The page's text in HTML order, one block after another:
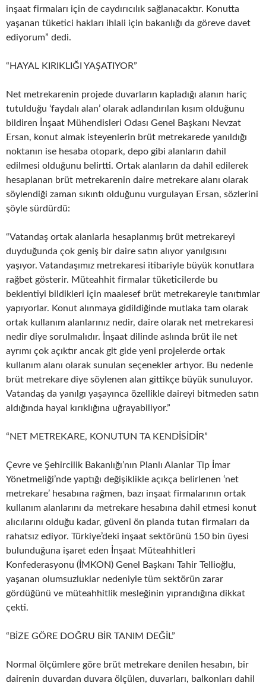
inşaat firmaları için de caydırıcılık sağlanacaktır. Konutta
yaşanan tüketici hakları ihlali için bakanlığı da göreve davet
ediyorum” dedi.
“HAYAL KIRIKLIĞI YAŞATIYOR”
Net metrekarenin projede duvarların kapladığı alanın hariç
tutulduğu ‘faydalı alan’ olarak adlandırılan kısım olduğunu
bildiren İnşaat Mühendisleri Odası Genel Başkanı Nevzat
Ersan, konut almak isteyenlerin brüt metrekarede yanıldığı
noktanın ise hesaba otopark, depo gibi alanların dahil
edilmesi olduğunu belirtti. Ortak alanların da dahil edilerek
hesaplanan brüt metrekarenin daire metrekare alanı olarak
söylendiği zaman sıkıntı olduğunu vurgulayan Ersan, sözlerini
şöyle sürdürdü:
“Vatandaş ortak alanlarla hesaplanmış brüt metrekareyi
duyduğunda çok geniş bir daire satın alıyor yanılgısını
yaşıyor. Vatandaşımız metrekaresi itibariyle büyük konutlara
rağbet gösterir. Müteahhit firmalar tüketicilerde bu
beklentiyi bildikleri için maalesef brüt metrekareyle tanıtımlar
yapıyorlar. Konut alınmaya gidildiğinde mutlaka tam olarak
ortak kullanım alanlarınız nedir, daire olarak net metrekaresi
nedir diye sorulmalıdır. İnşaat dilinde aslında brüt ile net
ayrımı çok açıktır ancak git gide yeni projelerde ortak
kullanım alanı olarak sunulan seçenekler artıyor. Bu nedenle
brüt metrekare diye söylenen alan gittikçe büyük sunuluyor.
Vatandaş da yanılgı yaşayınca özellikle daireyi bitmeden satın
aldığında hayal kırıklığına uğrayabiliyor.”
“NET METREKARE, KONUTUN TA KENDİSİDİR”
Çevre ve Şehircilik Bakanlığı’nın Planlı Alanlar Tip İmar
Yönetmeliği’nde yaptığı değişiklikle açıkça belirlenen ‘net
metrekare’ hesabına rağmen, bazı inşaat firmalarının ortak
kullanım alanlarını da metrekare hesabına dahil etmesi konut
alıcılarını olduğu kadar, güveni ön planda tutan firmaları da
rahatsız ediyor. Türkiye’deki inşaat sektörünü 150 bin üyesi
bulunduğuna işaret eden İnşaat Müteahhitleri
Konfederasyonu (İMKON) Genel Başkanı Tahir Tellioğlu,
yaşanan olumsuzluklar nedeniyle tüm sektörün zarar
gördüğünü ve müteahhitlik mesleğinin yıprandığına dikkat
çekti.
“BİZE GÖRE DOĞRU BİR TANIM DEĞİL”
Normal ölçümlere göre brüt metrekare denilen hesabın, bir
dairenin duvardan duvara ölçülen, duvarları, balkonları dahil